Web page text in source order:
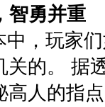
智勇并重
，玩家
的。 据
高人的指